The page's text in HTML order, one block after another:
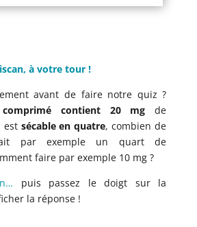
à votre tour !
avant de faire notre quiz ?
contient 20 mg de
est sécable en quatre, combien de
par exemple un quart de
faire par exemple 10 mg ?
puis passez le doigt sur la
la réponse !